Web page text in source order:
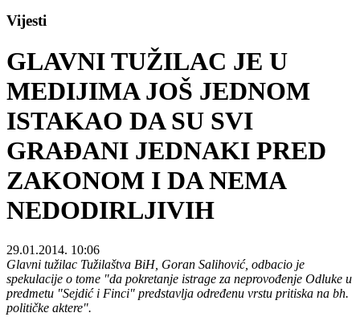
Vijesti
GLAVNI TUŽILAC JE U
MEDIJIMA JOŠ JEDNOM
ISTAKAO DA SU SVI
GRAĐANI JEDNAKI PRED
ZAKONOM I DA NEMA
NEDODIRLJIVIH
29.01.2014. 10:06
Glavni tužilac Tužilaštva BiH, Goran Salihović, odbacio je
spekulacije o tome "da pokretanje istrage za neprovođenje Odluke u
predmetu "Sejdić i Finci" predstavlja određenu vrstu pritiska na bh.
političke aktere".